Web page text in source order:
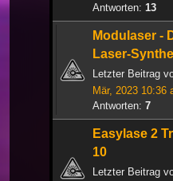
Antworten: 13
Modulaser -
Laser-
Letzter Beitrag
Mär, 2023 10:36
Antworten: 7
Easylase 2
10
Letzter Beitrag